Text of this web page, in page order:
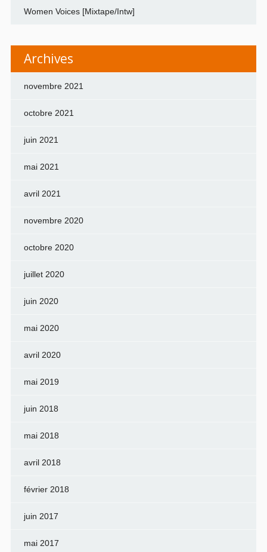
Women Voices [Mixtape/Intw]
Archives
novembre 2021
octobre 2021
juin 2021
mai 2021
avril 2021
novembre 2020
octobre 2020
juillet 2020
juin 2020
mai 2020
avril 2020
mai 2019
juin 2018
mai 2018
avril 2018
février 2018
juin 2017
mai 2017